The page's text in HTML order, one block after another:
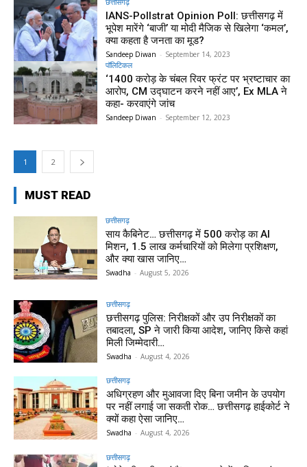
IANS-Pollstrat Opinion Poll: छत्तीसगढ़ में
भूपेश मारेंगे ‘बाजी’ या मोदी मैजिक से खिलेगा ‘कमल’,
क्या कहता है जनता का मूड?
Sandeep Diwan - September 14, 2023
पॉलिटिकल
‘1400 करोड़ के चंबल रिवर फ्रंट पर भ्रष्टाचार का
आरोप, CM उद्घाटन करने नहीं आए’, Ex MLA ने
कहा- करवाएंगे जांच
Sandeep Diwan - September 12, 2023
1 2
MUST READ
छत्तीसगढ़
साय कैबिनेट… छत्तीसगढ़ में 500 करोड़ का AI
मिशन, 1.5 लाख कर्मचारियों को मिलेगा प्रशिक्षण,
और क्या खास जानिए…
Swadha - August 5, 2026
छत्तीसगढ़
छत्तीसगढ़ पुलिस: निरीक्षकों और उप निरीक्षकों का
तबादला, SP ने जारी किया आदेश, जानिए किसे कहां
मिली जिम्मेदारी…
Swadha - August 4, 2026
छत्तीसगढ़
अधिग्रहण और मुआवजा दिए बिना जमीन के उपयोग
पर नहीं लगाई जा सकती रोक… छत्तीसगढ़ हाईकोर्ट ने
क्यों कहा ऐसा जानिए…
Swadha - August 4, 2026
छत्तीसगढ़